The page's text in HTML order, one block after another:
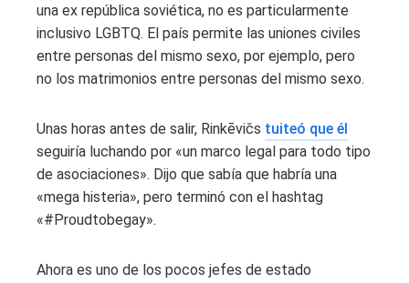
una ex república soviética, no es particularmente
inclusivo LGBTQ. El país permite las uniones civiles
entre personas del mismo sexo, por ejemplo, pero
no los matrimonios entre personas del mismo sexo.
Unas horas antes de salir, Rinkēvičs tuiteó que él
seguiría luchando por «un marco legal para todo tipo
de asociaciones». Dijo que sabía que habría una
«mega histeria», pero terminó con el hashtag
«#Proudtobegay».
Ahora es uno de los pocos jefes de estado